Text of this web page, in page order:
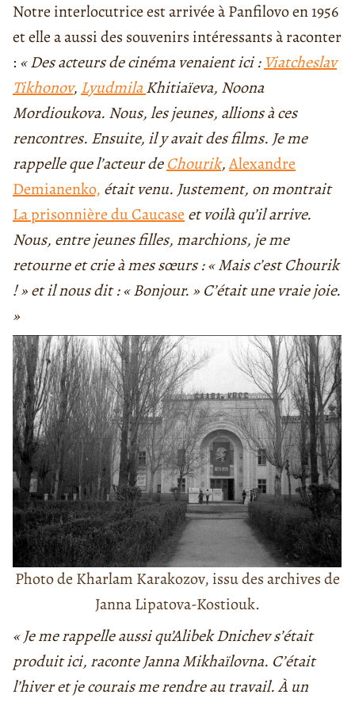
Notre interlocutrice est arrivée à Panfilovo en 1956
et elle a aussi des souvenirs intéressants à raconter
: « Des acteurs de cinéma venaient ici :Viatcheslav
Tikhonov,LyudmilaKhitiaïeva, Noona
Mordioukova. Nous, les jeunes, allions à ces
rencontres. Ensuite, il y avait des films. Je me
rappelle que l’acteurdeChourik,Alexandre
Demianenko, était venu. Justement, on montrait
La prisonnière du Caucaseet voilà qu’il arrive.
Nous, entre jeunes filles, marchions, je me
retourne et crie à mes sœurs : « Mais c’est Chourik
! » et il nous dit : « Bonjour. » C’était une vraie joie.
»
Photo de Kharlam Karakozov, issu des archives de
Janna Lipatova-Kostiouk.
« Je me rappelle aussi qu’Alibek Dnichev s’était
produit ici, raconte Janna Mikhaïlovna. C’était
l’hiver et je courais me rendre au travail. À un